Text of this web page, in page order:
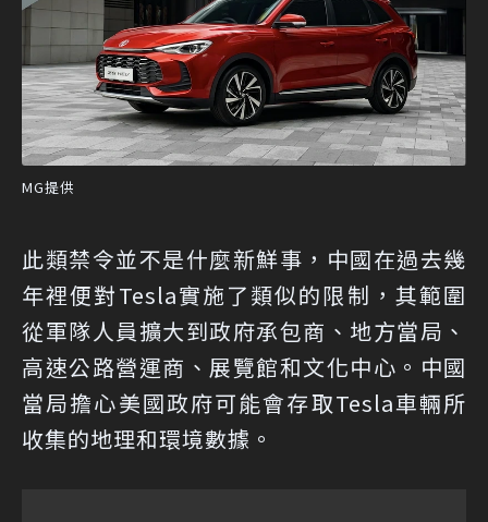
MG提供
此類禁令並不是什麼新鮮事，中國在過去幾
年裡便對Tesla實施了類似的限制，其範圍
從軍隊人員擴大到政府承包商、地方當局、
高速公路營運商、展覽館和文化中心。中國
當局擔心美國政府可能會存取Tesla車輛所
收集的地理和環境數據。